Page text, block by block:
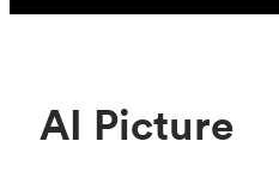
AI Picture